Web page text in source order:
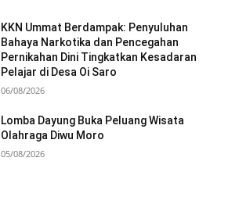
KKN Ummat Berdampak: Penyuluhan
Bahaya Narkotika dan Pencegahan
Pernikahan Dini Tingkatkan Kesadaran
Pelajar di Desa Oi Saro
06/08/2026
Lomba Dayung Buka Peluang Wisata
Olahraga Diwu Moro
05/08/2026